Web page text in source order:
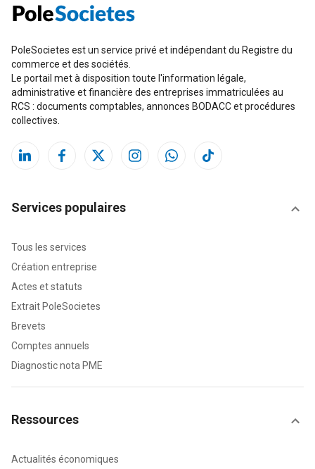
PoleSocietes est un service privé et indépendant du Registre du
commerce et des sociétés.
Le portail met à disposition toute l'information légale,
administrative et financière des entreprises immatriculées au
RCS : documents comptables, annonces BODACC et procédures
collectives.
Services populaires
Tous les services
Création entreprise
Actes et statuts
Extrait PoleSocietes
Brevets
Comptes annuels
Diagnostic nota PME
Ressources
Actualités économiques